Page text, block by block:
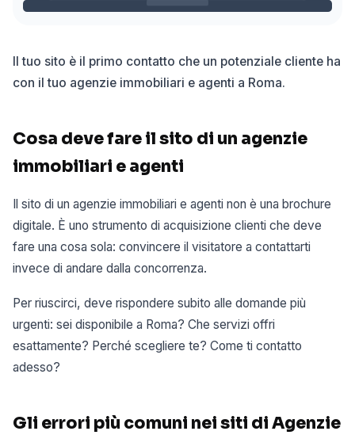
Il tuo sito è il primo contatto che un potenziale cliente ha
con il tuo agenzie immobiliari e agenti a Roma.
Cosa deve fare il sito di un agenzie
immobiliari e agenti
Il sito di un agenzie immobiliari e agenti non è una brochure
digitale. È uno strumento di acquisizione clienti che deve
fare una cosa sola: convincere il visitatore a contattarti
invece di andare dalla concorrenza.
Per riuscirci, deve rispondere subito alle domande più
urgenti: sei disponibile a Roma? Che servizi offri
esattamente? Perché scegliere te? Come ti contatto
adesso?
Gli errori più comuni nei siti di Agenzie